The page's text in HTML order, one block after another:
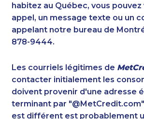
1-902-482-2179
1-647-
1-647-722-9384
1-
1-437-900-0353
1-902-
1-506-265-4722
1-403-855-4049
1-587-
1-289-777-9444
1-844-
1-437-900-0352
1-416-
1-587-316-3435
1-587-
habitez au Québec, vous
appel, un message texte ou un
appelant notre bureau de
878-9444.
Les courriels légitimes de
contacter initialement les
doivent provenir d'une adresse
terminant par
est différent est probablement